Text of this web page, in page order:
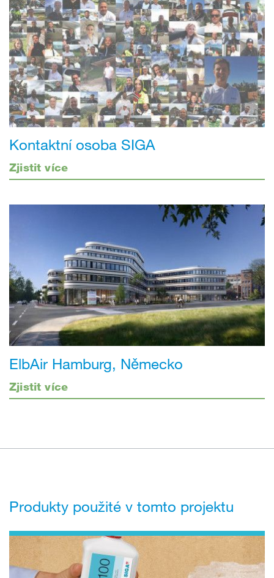
Kontaktní osoba SIGA
Zjistit více
ElbAir Hamburg, Německo
Zjistit více
Produkty použité v tomto projektu